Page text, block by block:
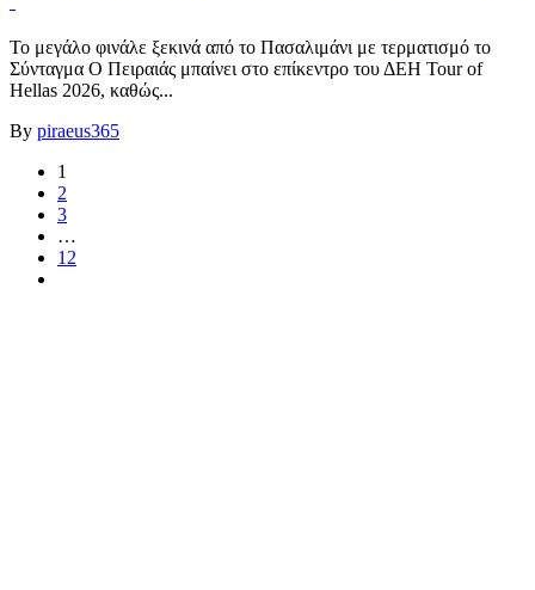
Το μεγάλο φινάλε ξεκινά από το Πασαλιμάνι με τερματισμό το
Σύνταγμα Ο Πειραιάς μπαίνει στο επίκεντρο του ΔΕΗ Tour of
Hellas 2026, καθώς...
By piraeus365
1
2
3
…
12